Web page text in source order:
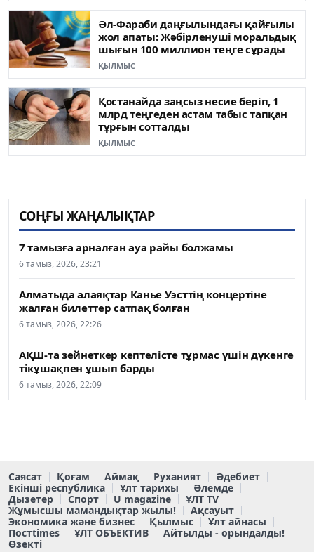
Әл-Фараби даңғылындағы қайғылы
жол апаты: Жәбірленуші моральдық
шығын 100 миллион теңге сұрады
ҚЫЛМЫС
Қостанайда заңсыз несие беріп, 1
млрд теңгеден астам табыс тапқан
тұрғын сотталды
ҚЫЛМЫС
СОҢҒЫ ЖАҢАЛЫҚТАР
7 тамызға арналған ауа райы болжамы
6 тамыз, 2026, 23:21
Алматыда алаяқтар Канье Уэсттің концертіне
жалған билеттер сатпақ болған
6 тамыз, 2026, 22:26
АҚШ-та зейнеткер кептелісте тұрмас үшін дүкенге
тікұшақпен ұшып барды
6 тамыз, 2026, 22:09
Саясат Қоғам Аймақ Руханият
Әдебиет
Екінші республика
Ұлт тарихы
Әлемде
Дызетер
Спорт U magazine
ҰЛТ TV
Жұмысшы мамандықтар жылы!
Ақсауыт
Экономика және бизнес
Қылмыс
Ұлт айнасы
Постtimes
ҰЛТ ОБЪЕКТИВ
Айтылды - орындалды!
Өзекті